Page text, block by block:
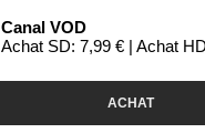
Canal VOD
Achat SD: 7,99 € | Achat
ACHAT